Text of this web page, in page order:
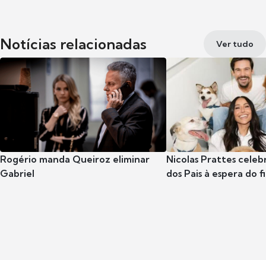
Notícias relacionadas Ver tudo
Rogério manda Queiroz eliminar
Gabriel
Nicolas Prattes
dos Pais à espera do